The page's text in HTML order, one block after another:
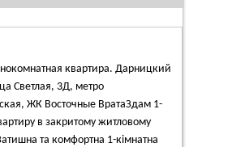
квартира. Дарницкий
Светлая, 3Д, метро
ЖК Восточные ВратаЗдам 1-
в закритому житловому
та комфортна 1-кімнатна